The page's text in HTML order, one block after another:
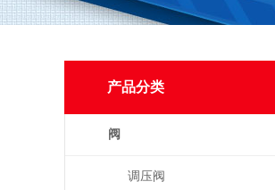
产品分类
阀
调压阀